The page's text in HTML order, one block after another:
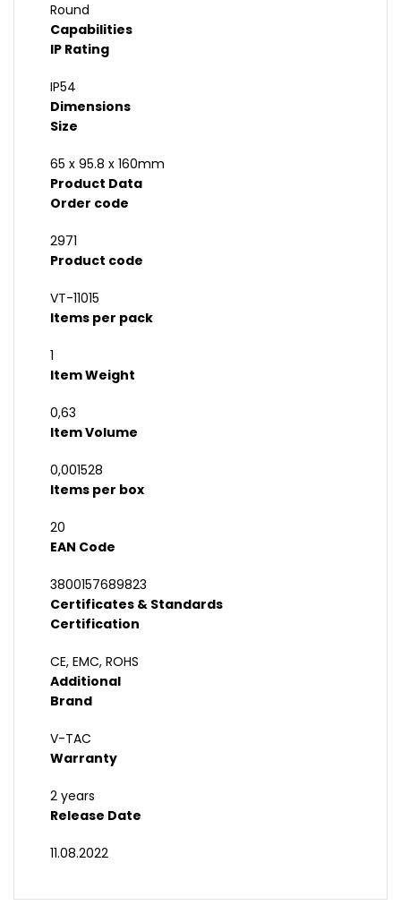
Round
Capabilities
IP Rating
IP54
Dimensions
Size
65 x 95.8 x 160mm
Product Data
Order code
2971
Product code
VT-11015
Items per pack
1
Item Weight
0,63
Item Volume
0,001528
Items per box
20
EAN Code
3800157689823
Certificates & Standards
Certification
CE, EMC, ROHS
Additional
Brand
V-TAC
Warranty
2 years
Release Date
11.08.2022